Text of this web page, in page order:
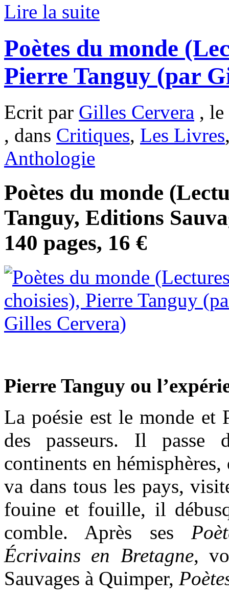
Lire la suite
Poètes du monde
Pierre Tanguy (par
Ecrit par Gilles Cervera ,
, dans Critiques, Les Livres
Anthologie
Poètes du monde
Tanguy, Editions
140 pages, 16 €
Pierre Tanguy ou
La poésie est le monde et
des passeurs. Il
continents en
va dans tous les pays,
fouine et fouille, il
comble. Après ses
Écrivains en Bretagne,
Sauvages à Quimper,